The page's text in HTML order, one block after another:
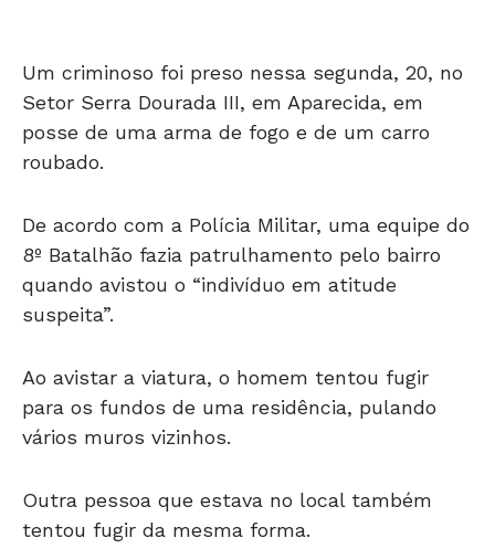
Um criminoso foi preso nessa segunda, 20, no
Setor Serra Dourada III, em Aparecida, em
posse de uma arma de fogo e de um carro
roubado.
De acordo com a Polícia Militar, uma equipe do
8º Batalhão fazia patrulhamento pelo bairro
quando avistou o “indivíduo em atitude
suspeita”.
Ao avistar a viatura, o homem tentou fugir
para os fundos de uma residência, pulando
vários muros vizinhos.
Outra pessoa que estava no local também
tentou fugir da mesma forma.